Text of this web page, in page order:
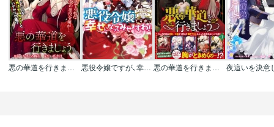
悪の華道を行きましょう 悪役令嬢ですが､幸せになってみせますわ! アンソロジーコミック 悪の華道を行きましょう【コミックス版】